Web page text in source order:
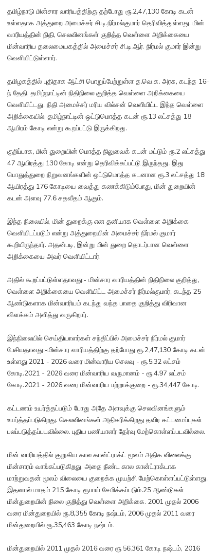
தமிழ்நாடு மின்சார வாரியத்திற்கு தற்போது ரூ.2,47,130 கோடி கடன்
உள்ளதாக அத்துறை அமைச்சர் சி.டி.நிர்மல்குமார் தெரிவித்துள்ளது. மின்
வாரியத்தின் நிதி, செலவினங்கள் குறித்த வெள்ளை அறிக்கையை
மின்வாரிய தலைமையகத்தில் அமைச்சர் சி.டி.ஆர். நிர்மல் குமார் இன்று
வெளியிட்டுள்ளார்.
தமிழகத்தில் புதிதாக ஆட்சி பொறுப்பேற்றுள்ள த.வெ.க. அரசு, கடந்த 16-
ந் தேதி, தமிழ்நாட்டின் நிதிநிலை குறித்த வெள்ளை அறிக்கையை
வெளியிட்டது. நிதி அமைச்சர் மரிய வில்சன் வெளியிட்ட இந்த வெள்ளை
அறிக்கையில், தமிழ்நாட்டின் ஒட்டுமொத்த கடன் ரூ.13 லட்சத்து 18
ஆயிரம் கோடி என்று கூறப்பட்டு இருக்கிறது.
குறிப்பாக, மின் துறையின் மொத்த நிலுவைக் கடன் மட்டும் ரூ.2 லட்சத்து
47 ஆயிரத்து 130 கோடி என்று தெரிவிக்கப்பட்டு இருந்தது. இது
பொதுத்துறை நிறுவனங்களின் ஒட்டுமொத்த கடனான ரூ.3 லட்சத்து 18
ஆயிரத்து 176 கோடியை வைத்து கணக்கிடும்போது, மின் துறையின்
கடன் அளவு 77.6 சதவீதம் ஆகும்.
இந்த நிலையில், மின் துறைக்கு என தனியாக வெள்ளை அறிக்கை
வெளியிடப்படும் என்று அத்துறையின் அமைச்சர் நிர்மல் குமார்
கூறியிருந்தார். அதன்படி, இன்று மின் துறை தொடர்பான வெள்ளை
அறிக்கையை அவர் வெளியிட்டார்.
அதில் கூறப்பட்டுள்ளதாவது:- மின்சார வாரியத்தின் நிதிநிலை குறித்து,
வெள்ளை அறிக்கையை வெளியிட்ட அமைச்சர் நிர்மல்குமார், கடந்த 25
ஆண்டுகளாக மின்வாரியம் கடந்து வந்த பாதை குறித்து விரிவான
விளக்கம் அளித்து வருகிறார்.
இந்நிலையில் செய்தியாளர்கள் சந்திப்பில் அமைச்சர் நிர்மல் குமார்
பேசியதாவது:-மின்சார வாரியத்திற்கு தற்போது ரூ.2,47,130 கோடி கடன்
உள்ளது.2021 - 2026 வரை மின்வாரிய செலவு - ரூ.5.32 லட்சம்
கோடி.2021 - 2026 வரை மின்வாரிய வருமானம் - ரூ.4.97 லட்சம்
கோடி.2021 - 2026 வரை மின்வாரிய பற்றாக்குறை - ரூ.34,447 கோடி.
கட்டணம் உயர்த்தப்படும் போது அதே அளவுக்கு செலவினங்களும்
உயர்த்தப்படுகிறது. செலவினங்கள் அதிகரிக்கிறது தவிர கட்டமைப்புகள்
பலப்படுத்தப்படவில்லை. புதிய பணியாளர் தேர்வு மேற்கொள்ளப்படவில்லை.
மின் வாரியத்தில் குறுகிய கால கான்ட்ராக்ட் மூலம் அதிக விலைக்கு
மின்சாரம் வாங்கப்படுகிறது. அதை நீண்ட கால கான்ட்ராக்டாக
மாற்றுவதன் மூலம் விலையை குறைக்க முயற்சி மேற்கொள்ளப்பட்டுள்ளது.
இதனால் மாதம் 215 கோடி ரூபாய் சேமிக்கப்படும்.25 ஆண்டுகள்
மின்துறையின் நிலை குறித்து வெள்ளை அறிக்கை. 2001 முதல் 2006
வரை மின்துறையில் ரூ.8,355 கோடி நஷ்டம், 2006 முதல் 2011 வரை
மின்துறையில் ரூ.35,463 கோடி நஷ்டம்.
மின்துறையில் 2011 முதல் 2016 வரை ரூ.56,361 கோடி நஷ்டம், 2016